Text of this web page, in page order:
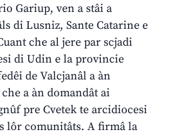
Gariup, ven a stâi a
di Lusniz, Sante Catarine e
che al jere par scjadi
di Udin e la provincie
de Valcjanâl a àn
a àn domandât ai
pre Cvetek te arcidiocesi
lôr comunitâts. A firmâ la